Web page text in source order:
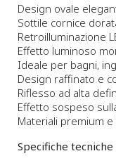
Design ovale
Sottile cornice
Retroilluminazione
Effetto luminoso
Ideale per bagni,
Design raffinato e
Riflesso ad alta
Effetto sospeso
Materiali premium
Specifiche